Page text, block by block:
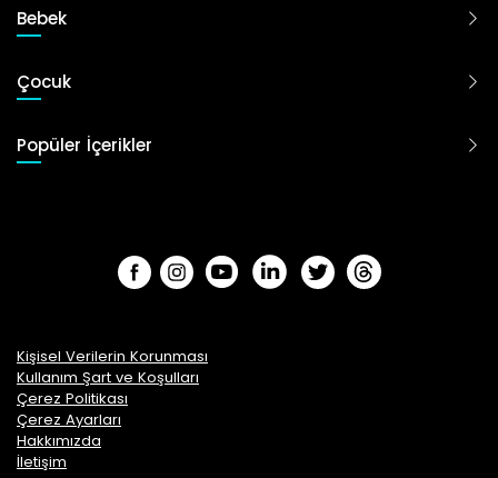
Bebek
Çocuk
Popüler İçerikler
Kişisel Verilerin Korunması
Kullanım Şart ve Koşulları
Çerez Politikası
Çerez Ayarları
Hakkımızda
İletişim